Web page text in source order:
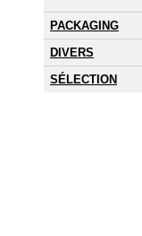
PACKAGING
DIVERS
SÉLECTION